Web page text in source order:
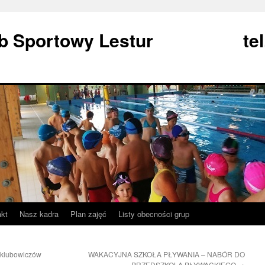
Sportowy Lestur
Nasz kadra Plan zajęć Listy obecności grup
WAKACYJNA SZKOŁA PŁYWANIA – NABÓR DO